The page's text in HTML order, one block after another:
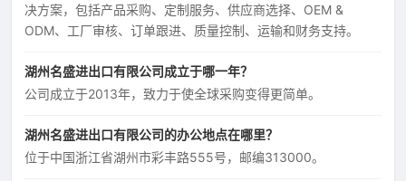
决方案，包括产品采购、定制服务、供应商选择、OEM &
ODM、工厂审核、订单跟进、质量控制、运输和财务支持。
湖州名盛进出口有限公司成立于哪一年？
公司成立于2013年，致力于使全球采购变得更简单。
湖州名盛进出口有限公司的办公地点在哪里？
位于中国浙江省湖州市彩丰路555号，邮编313000。